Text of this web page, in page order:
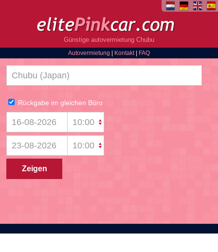
Günstige autovermietung Chubu
Autovermietung
Kontakt| FAQ
Rückgabe im gleichen Büro